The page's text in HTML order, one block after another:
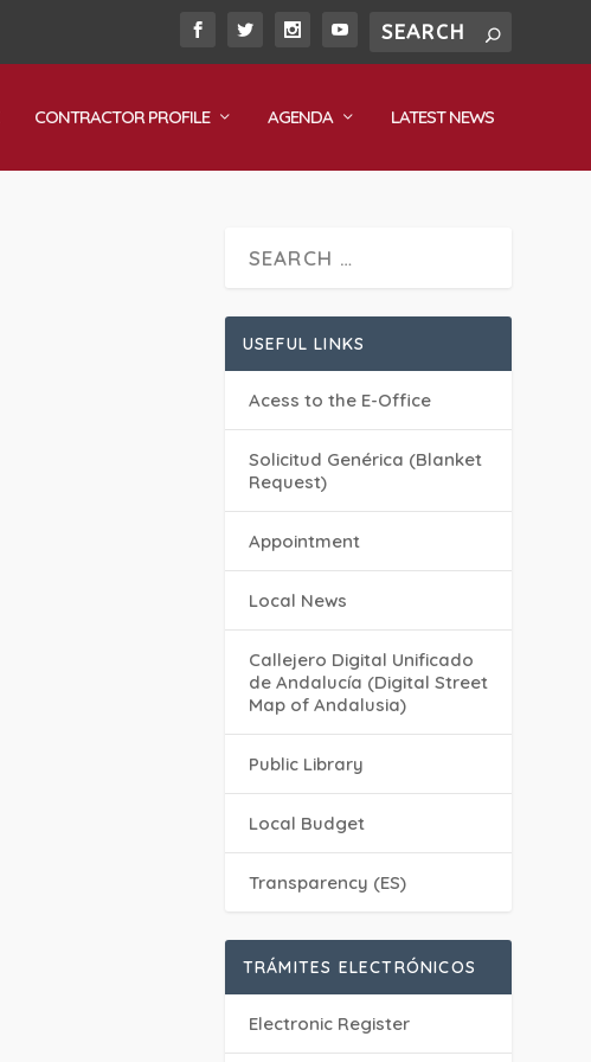
CONTRACTOR PROFILE AGENDA LATEST NEWS
USEFUL LINKS
Acess to the E-Office
Solicitud Genérica (Blanket
Request)
Appointment
Local News
Callejero Digital Unificado
de Andalucía (Digital Street
Map of Andalusia)
Public Library
Local Budget
Transparency (ES)
TRÁMITES ELECTRÓNICOS
Electronic Register